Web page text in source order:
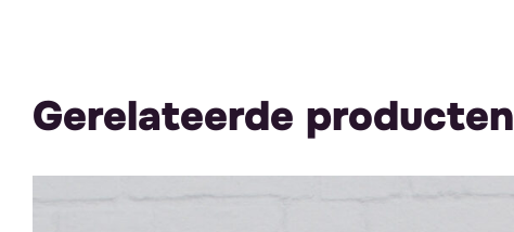
Gerelateerde producten